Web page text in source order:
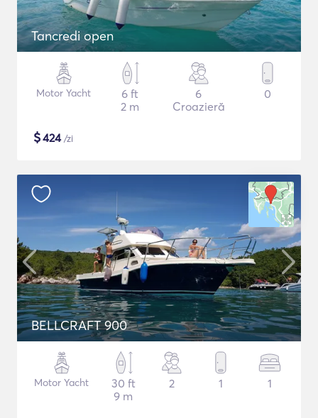
Tancredi open
Motor Yacht
6 ft
2 m
6
Croazieră
0
$424/zi
BELLCRAFT 900
Motor Yacht
30 ft
9 m
2 1 1